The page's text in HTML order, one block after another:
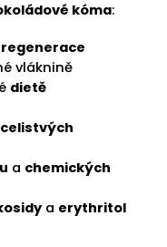
kóma:
regenerace
vláknině
dietě
celistvých
a chemických
a erythritol